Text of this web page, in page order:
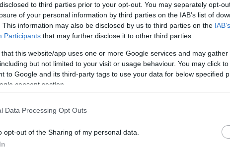
to third parties prior to your opt-out. You may separately opt-
of your personal information by third parties on the IAB’s list of
This information may also be disclosed by us to third parties on the
Participants that may further disclose it to other third parties.
that this website/app uses one or more Google services and may
but not limited to your visit or usage behaviour. You may click
to Google and its third-party tags to use your data for below specified
consent section.
Data Processing Opt Outs
opt-out of the Sharing of my personal data.
11-én az alkotó három nagy színpadi művét, A fából faragott
a produkciótA fából faragott királyfimásodszori előadása
végtelen, ambivalens és dinamikus labirintusán.
pár-darabot: az Alessandro Baricco-novella ihlette
-t Alföldi Róbert rendezésében, először Avignonban mutatja
élheti át újra a